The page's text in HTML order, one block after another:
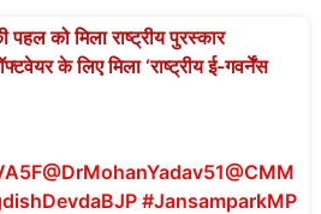
पहल को मिला राष्ट्रीय पुरस्कार
के लिए मिला ‘राष्ट्रीय ई-गवर्नेंस
@DrMohanYadav51@CMM
#JansamparkMP